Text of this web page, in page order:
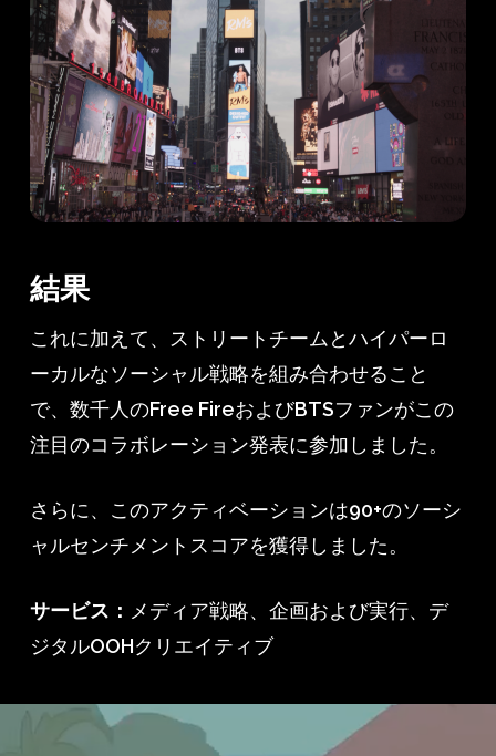
結果
これに加えて、ストリートチームとハイパーロ
ーカルなソーシャル戦略を組み合わせること
で、数千人のFree FireおよびBTSファンがこの
注目のコラボレーション発表に参加しました。
さらに、このアクティベーションは90+のソーシ
ャルセンチメントスコアを獲得しました。
サービス： メディア戦略、企画および実行、デ
ジタルOOHクリエイティブ